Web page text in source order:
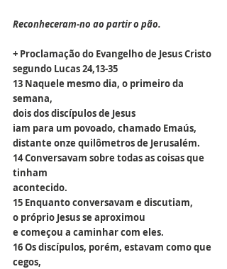
Reconheceram-no ao partir o pão.
+ Proclamação do Evangelho de Jesus Cristo
segundo Lucas 24,13-35
13 Naquele mesmo dia, o primeiro da
semana,
dois dos discípulos de Jesus
iam para um povoado, chamado Emaús,
distante onze quilômetros de Jerusalém.
14 Conversavam sobre todas as coisas que
tinham
acontecido.
15 Enquanto conversavam e discutiam,
o próprio Jesus se aproximou
e começou a caminhar com eles.
16 Os discípulos, porém, estavam como que
cegos,